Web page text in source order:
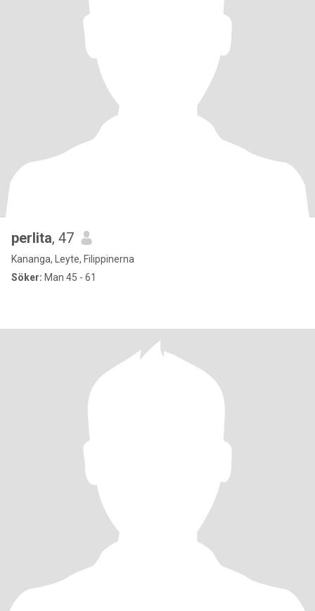
perlita, 47
Kananga, Leyte, Filippinerna
Söker: Man 45 - 61